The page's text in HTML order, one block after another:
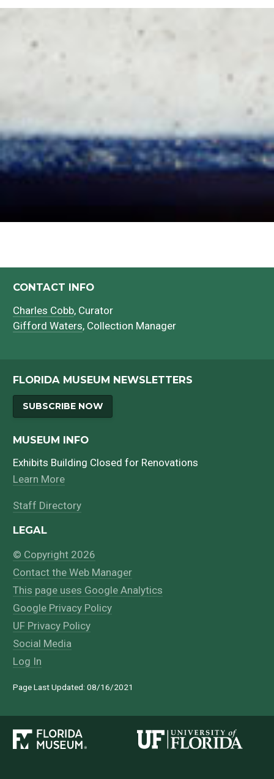
CONTACT INFO
Charles Cobb, Curator
Gifford Waters, Collection Manager
FLORIDA MUSEUM NEWSLETTERS
SUBSCRIBE NOW
MUSEUM INFO
Exhibits Building Closed for Renovations
Learn More
Staff Directory
LEGAL
© Copyright 2026
Contact the Web Manager
This page uses Google Analytics
Google Privacy Policy
UF Privacy Policy
Social Media
Log In
Page Last Updated: 08/16/2021